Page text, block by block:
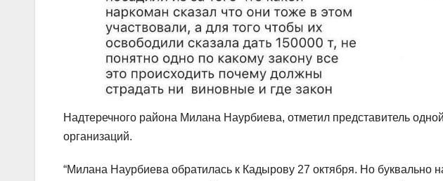
Надтеречного района Милана Наурбиева, отметил представитель
организаций.
“Милана Наурбиева обратилась к Кадырову 27 октября. Но буквально